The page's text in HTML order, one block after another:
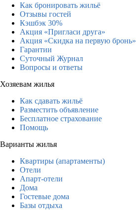
Как бронировать жильё
Отзывы гостей
Кэшбэк 30%
Акция «Пригласи друга»
Акция «Скидка на первую бронь»
Гарантии
Суточный Журнал
Вопросы и ответы
Хозяевам жилья
Как сдавать жильё
Разместить объявление
Бесплатное страхование
Помощь
Варианты жилья
Квартиры (апартаменты)
Отели
Апарт-отели
Дома
Гостевые дома
Базы отдыха